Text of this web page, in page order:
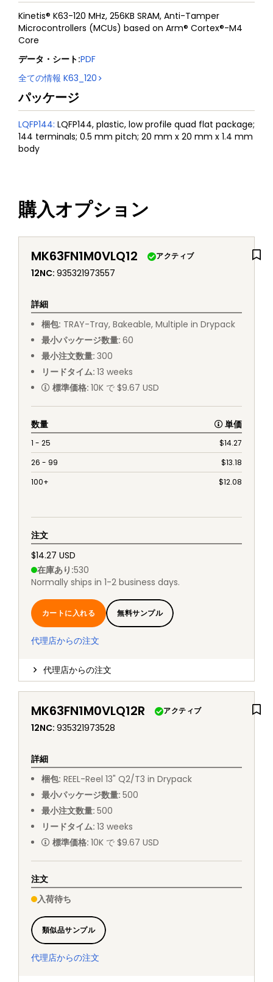
Kinetis® K63-120 MHz, 256KB SRAM, Anti-Tamper
Microcontrollers (MCUs) based on Arm® Cortex®-M4
Core
データ・シート:PDF
全ての情報 K63_120
パッケージ
LQFP144: LQFP144, plastic, low profile quad flat package;
144 terminals; 0.5 mm pitch; 20 mm x 20 mm x 1.4 mm
body
購入オプション
MK63FN1M0VLQ12 アクティブ
12NC: 935321973557
詳細
梱包: TRAY-Tray, Bakeable, Multiple in Drypack
最小パッケージ数量: 60
最小注文数量: 300
リードタイム: 13 weeks
標準価格: 10K で $9.67 USD
数量 単価
1 - 25 $14.27
26 - 99
$13.18
100+
$12.08
注文
$14.27 USD
在庫あり :530
Normally ships in 1-2 business days.
カートに入れる 無料サンプル
代理店からの注文
代理店からの注文
MK63FN1M0VLQ12R アクティブ
12NC: 935321973528
詳細
梱包: REEL-Reel 13" Q2/T3 in Drypack
最小パッケージ数量: 500
最小注文数量: 500
リードタイム: 13 weeks
標準価格: 10K で $9.67 USD
注文
入荷待ち
類似品サンプル
代理店からの注文